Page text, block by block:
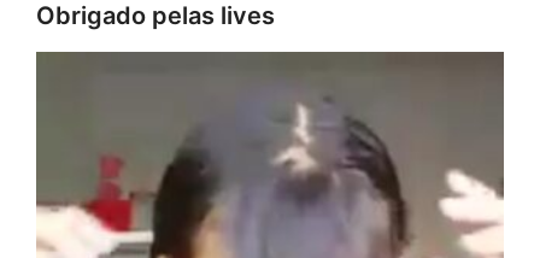
Obrigado pelas lives